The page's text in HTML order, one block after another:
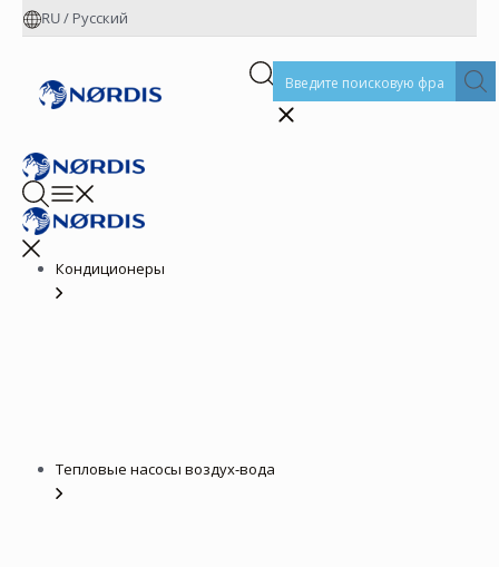
RU/ Русский
Кондиционеры
Тепловые насосы воздух-вода